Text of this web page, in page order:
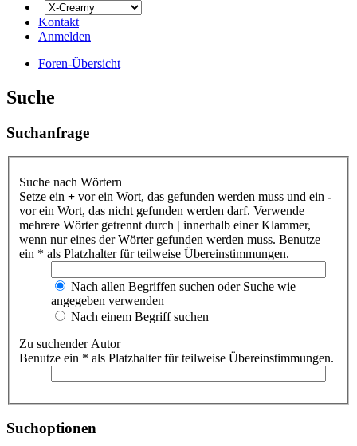
Kontakt
Anmelden
Foren-Übersicht
Suche
Suchanfrage
Suche nach Wörtern
Setze ein + vor ein Wort, das gefunden werden muss und ein -
vor ein Wort, das nicht gefunden werden darf. Verwende
mehrere Wörter getrennt durch | innerhalb einer Klammer,
wenn nur eines der Wörter gefunden werden muss. Benutze
ein * als Platzhalter für teilweise Übereinstimmungen.
Nach allen Begriffen suchen oder Suche wie
angegeben verwenden
Nach einem Begriff suchen
Zu suchender Autor
Benutze ein * als Platzhalter für teilweise Übereinstimmungen.
Suchoptionen